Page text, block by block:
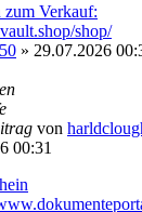
Verkauf:
shop/
» 29.07.2026
von
00:31